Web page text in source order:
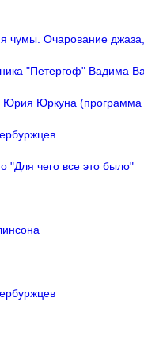
Очарование джаза,
"Петергоф" Вадима
Юркуна (программа
"Для чего все это было"